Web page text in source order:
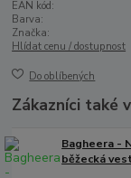
EAN kód:
Barva:
Značka:
Hlídat cenu / dostupnost
Do oblíbených
Zákazníci také
Bagheera -
běžecká